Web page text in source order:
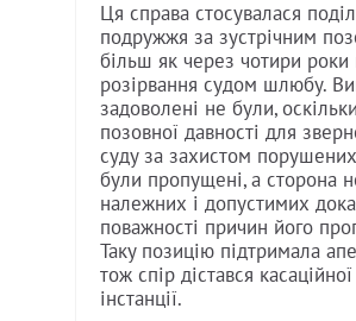
Ця справа стосувалася
подружжя за зустрічним
більш як через чотири роки
розірвання судом шлюбу.
задоволені не були,
позовної давності для
суду за захистом
були пропущені, а сторона
належних і допустимих
поважності причин його
Таку позицію підтримала
тож спір дістався касаційної
інстанції.